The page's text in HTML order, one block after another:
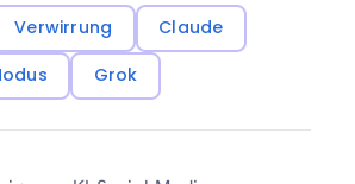
Verwirrung
Claude
Grok